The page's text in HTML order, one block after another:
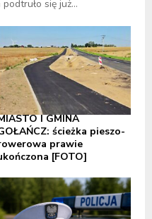
się już...
I GMINA
ścieżka pieszo-
prawie
[FOTO]